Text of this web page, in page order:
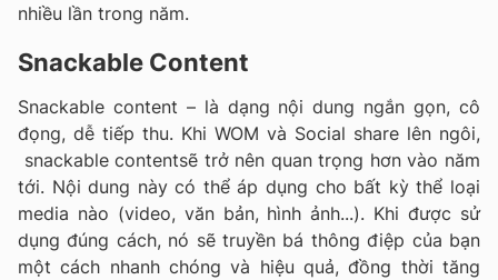
nhiều lần trong năm.
Snackable Content
Snackable content – là dạng nội dung ngắn gọn, cô
đọng, dễ tiếp thu. Khi WOM và Social share lên ngôi,
snackable contentsẽ trở nên quan trọng hơn vào năm
tới. Nội dung này có thể áp dụng cho bất kỳ thể loại
media nào (video, văn bản, hình ảnh...). Khi được sử
dụng đúng cách, nó sẽ truyền bá thông điệp của bạn
một cách nhanh chóng và hiệu quả, đồng thời tăng